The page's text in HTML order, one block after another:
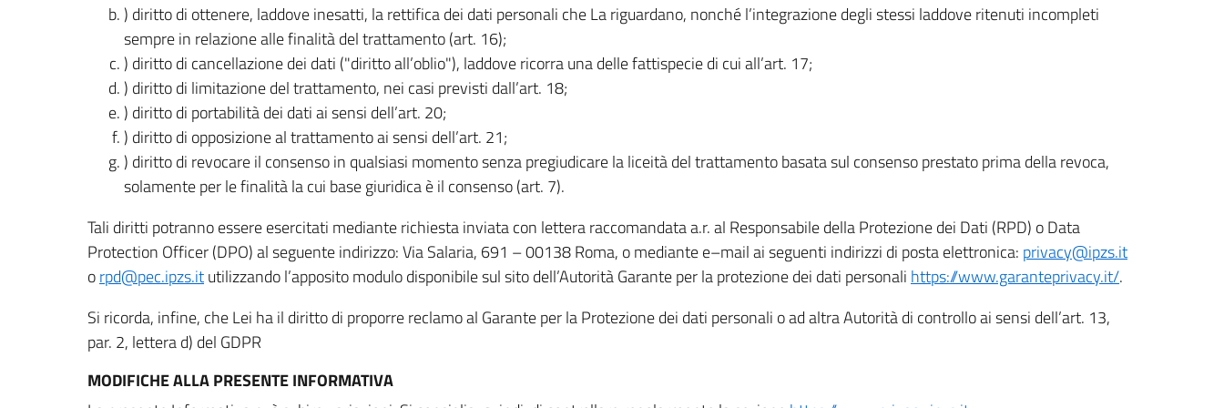
) diritto di ottenere, laddove inesatti, la rettifica dei dati personali che La riguardano, nonché l’integrazione degli stessi laddove ritenuti incompleti
sempre in relazione alle finalità del trattamento (art. 16);
) diritto di cancellazione dei dati ("diritto all’oblio"), laddove ricorra una delle fattispecie di cui all’art. 17;
) diritto di limitazione del trattamento, nei casi previsti dall’art. 18;
) diritto di portabilità dei dati ai sensi dell’art. 20;
) diritto di opposizione al trattamento ai sensi dell’art. 21;
) diritto di revocare il consenso in qualsiasi momento senza pregiudicare la liceità del trattamento basata sul consenso prestato prima della revoca,
solamente per le finalità la cui base giuridica è il consenso (art. 7).
Tali diritti potranno essere esercitati mediante richiesta inviata con lettera raccomandata a.r. al Responsabile della Protezione dei Dati (RPD) o Data
Protection Officer (DPO) al seguente indirizzo: Via Salaria, 691 – 00138 Roma, o mediante e–mail ai seguenti indirizzi di posta elettronica: privacy@ipzs.it
orpd@pec.ipzs.itutilizzando l’apposito modulo disponibile sul sito dell’Autorità Garante per la protezione dei dati personali https://www.garanteprivacy.it/.
Si ricorda, infine, che Lei ha il diritto di proporre reclamo al Garante per la Protezione dei dati personali o ad altra Autorità di controllo ai sensi dell’art. 13,
par. 2, lettera d) del GDPR
MODIFICHE ALLA PRESENTE INFORMATIVA